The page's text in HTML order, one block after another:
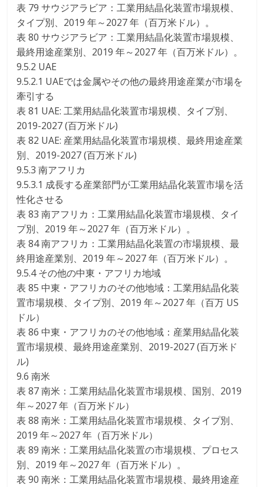
表 79 サウジアラビア：工業用結晶化装置市場規模、
タイプ別、2019 年～2027 年（百万米ドル）。
表 80 サウジアラビア：工業用結晶化装置市場規模、
最終用途産業別、2019 年～2027 年（百万米ドル）。
9.5.2 UAE
9.5.2.1 UAEでは金属やその他の最終用途産業が市場を
牽引する
表 81 UAE: 工業用結晶化装置市場規模、タイプ別、
2019-2027 (百万米ドル)
表 82 UAE: 産業用結晶化装置市場規模、最終用途産業
別、2019-2027 (百万米ドル)
9.5.3 南アフリカ
9.5.3.1 成長する産業部門が工業用結晶化装置市場を活
性化させる
表 83 南アフリカ：工業用結晶化装置市場規模、タイ
プ別、2019 年～2027 年（百万米ドル）。
表 84 南アフリカ：工業用結晶化装置の市場規模、最
終用途産業別、2019 年～2027 年（百万米ドル）。
9.5.4 その他の中東・アフリカ地域
表 85 中東・アフリカのその他地域：工業用結晶化装
置市場規模、タイプ別、2019 年～2027 年（百万 US
ドル）
表 86 中東・アフリカのその他地域：産業用結晶化装
置市場規模、最終用途産業別、2019-2027 (百万米ド
ル)
9.6 南米
表 87 南米：工業用結晶化装置市場規模、国別、2019
年～2027 年（百万米ドル）
表 88 南米：工業用結晶化装置市場規模、タイプ別、
2019 年～2027 年（百万米ドル）
表 89 南米：工業用結晶化装置の市場規模、プロセス
別、2019 年～2027 年（百万米ドル）。
表 90 南米：工業用結晶化装置市場規模、最終用途産